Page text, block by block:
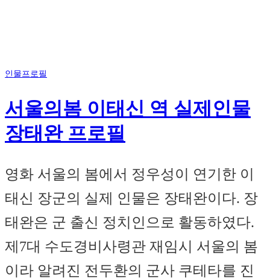
인물프로필
서울의봄 이태신 역 실제인물
장태완 프로필
영화 서울의 봄에서 정우성이 연기한 이
태신 장군의 실제 인물은 장태완이다. 장
태완은 군 출신 정치인으로 활동하였다.
제7대 수도경비사령관 재임시 서울의 봄
이라 알려진 전두환의 군사 쿠테타를 진